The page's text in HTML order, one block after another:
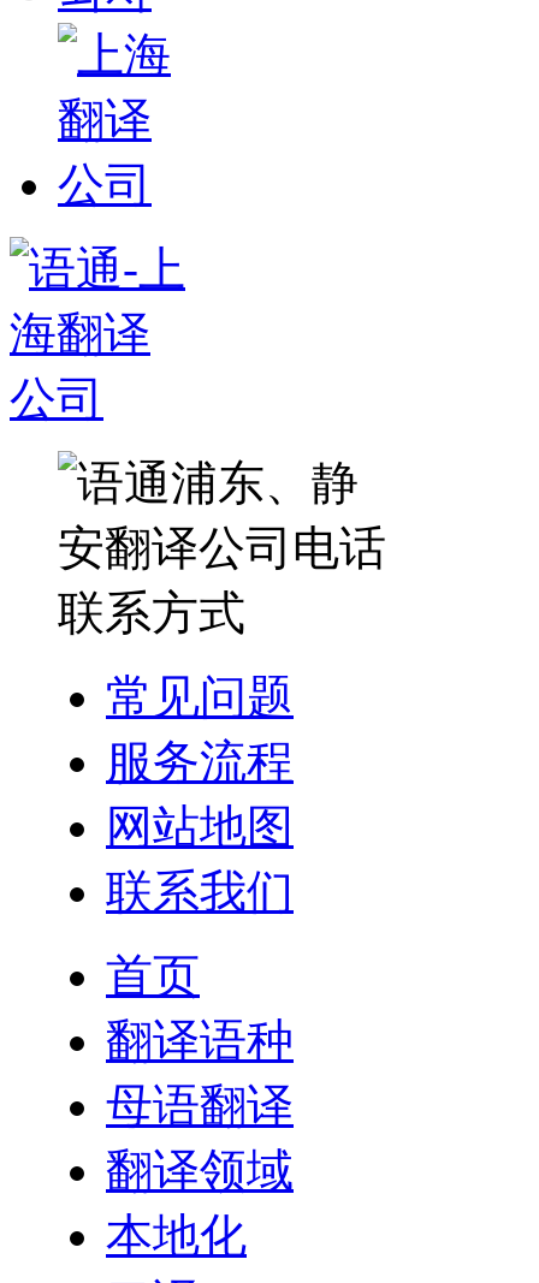
常见问题
服务流程
网站地图
联系我们
首页
翻译语种
母语翻译
翻译领域
本地化